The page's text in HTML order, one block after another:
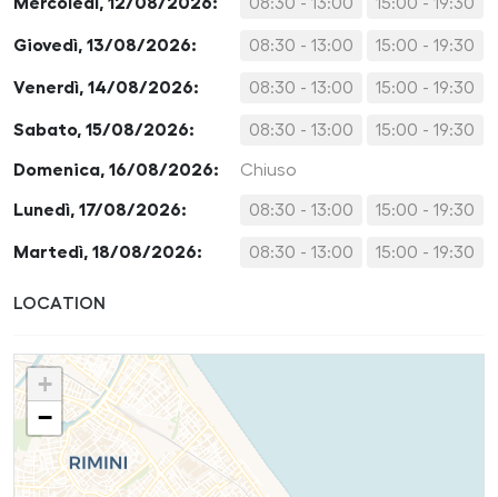
Mercoledì, 12/08/2026: 08:30 - 13:00 15:00 - 19:30
Giovedì, 13/08/2026: 08:30 - 13:00 15:00 - 19:30
Venerdì, 14/08/2026: 08:30 - 13:00 15:00 - 19:30
Sabato, 15/08/2026: 08:30 - 13:00 15:00 - 19:30
Domenica, 16/08/2026: Chiuso
Lunedì, 17/08/2026: 08:30 - 13:00 15:00 - 19:30
Martedì, 18/08/2026: 08:30 - 13:00 15:00 - 19:30
LOCATION
+
−